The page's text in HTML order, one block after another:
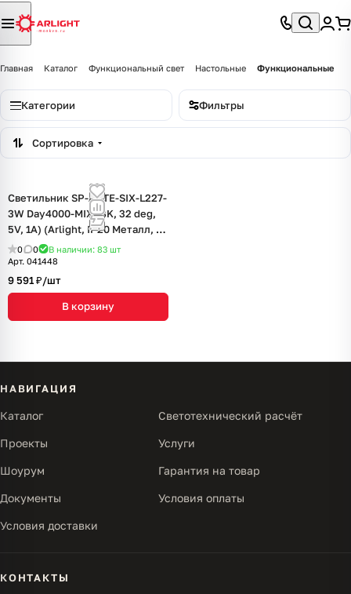
Главная Каталог Функциональный свет Настольные Функциональные
Категории Фильтры
Сортировка
Светильник SP-ARTE-SIX-L227-
3W Day4000-MIX (BK, 32 deg,
5V, 1A) (Arlight, IP20 Металл, 2
года)
0 0 В наличии: 83 шт
Арт. 041448
9 591 ₽/шт
В корзину
НАВИГАЦИЯ
Каталог Светотехнический расчёт
Проекты Услуги
Шоурум Гарантия на товар
Документы Условия оплаты
Условия доставки
КОНТАКТЫ